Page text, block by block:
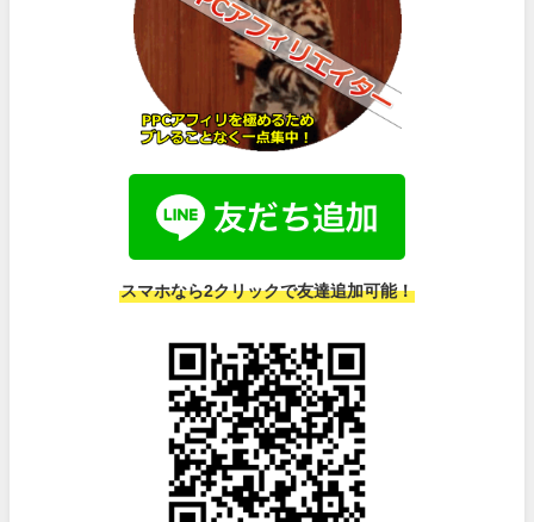
スマホなら2クリックで友達追加可能！